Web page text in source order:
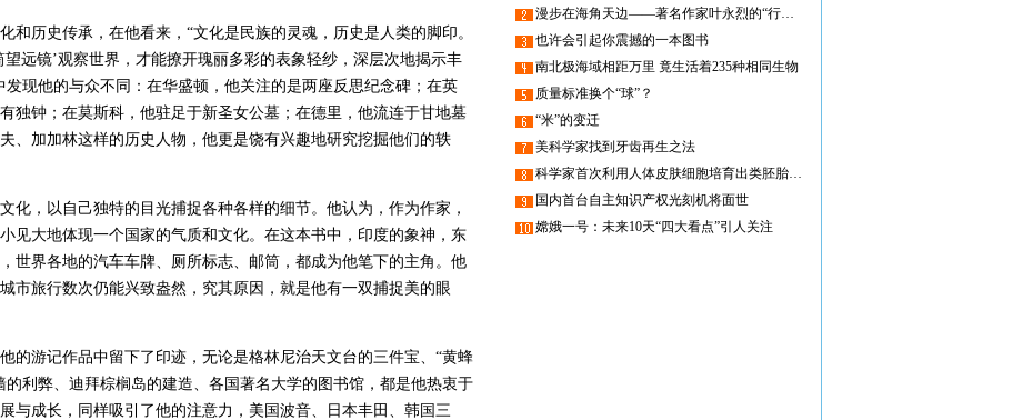
历史传承，在他看来，“文化是民族的灵魂，历史是人类的脚印。
远镜’观察世界，才能撩开瑰丽多彩的表象轻纱，深层次地揭示丰
现他的与众不同：在华盛顿，他关注的是两座反思纪念碑；在英
独钟；在莫斯科，他驻足于新圣女公墓；在德里，他流连于甘地墓
、加加林这样的历史人物，他更是饶有兴趣地研究挖掘他们的轶
，以自己独特的目光捕捉各种各样的细节。他认为，作为作家，
见大地体现一个国家的气质和文化。在这本书中，印度的象神，东
世界各地的汽车车牌、厕所标志、邮筒，都成为他笔下的主角。他
市旅行数次仍能兴致盎然，究其原因，就是他有一双捕捉美的眼
游记作品中留下了印迹，无论是格林尼治天文台的三件宝、“黄蜂
利弊、迪拜棕榈岛的建造、各国著名大学的图书馆，都是他热衷于
与成长，同样吸引了他的注意力，美国波音、日本丰田、韩国三
漫步在海角天边——著名作家叶永烈的“行走文学”之旅
也许会引起你震撼的一本图书
南北极海域相距万里 竟生活着235种相同生物
质量标准换个“球”？
“米”的变迁
美科学家找到牙齿再生之法
科学家首次利用人体皮肤细胞培育出类胚胎干细胞
国内首台自主知识产权光刻机将面世
嫦娥一号：未来10天“四大看点”引人关注